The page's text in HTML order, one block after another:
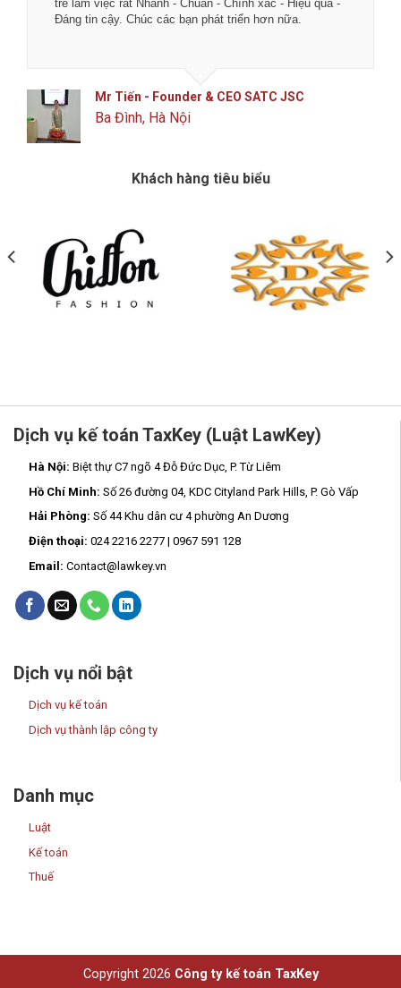
trẻ làm việc rất Nhanh - Chuẩn - Chính xác - Hiệu quả -
Đáng tin cậy. Chúc các bạn phát triển hơn nữa.
Mr Tiến - Founder & CEO SATC JSC
Ba Đình, Hà Nội
Khách hàng tiêu biểu
Dịch vụ kế toán TaxKey (Luật LawKey)
Hà Nội: Biệt thự C7 ngõ 4 Đỗ Đức Dục, P. Từ Liêm
Hồ Chí Minh: Số 26 đường 04, KDC Cityland Park Hills, P. Gò Vấp
Hải Phòng: Số 44 Khu dân cư 4 phường An Dương
Điện thoại: 024 2216 2277 | 0967 591 128
Email: Contact@lawkey.vn
Dịch vụ nổi bật
Dịch vụ kế toán
Dịch vụ thành lập công ty
Danh mục
Luật
Kế toán
Thuế
Copyright 2026 Công ty kế toán TaxKey